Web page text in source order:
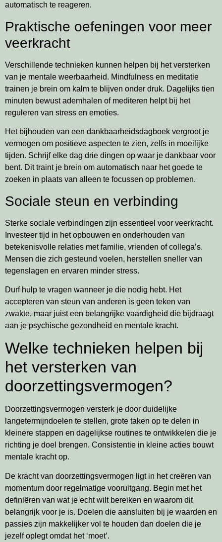
automatisch te reageren.
Praktische oefeningen voor meer
veerkracht
Verschillende technieken kunnen helpen bij het versterken
van je mentale weerbaarheid. Mindfulness en meditatie
trainen je brein om kalm te blijven onder druk. Dagelijks tien
minuten bewust ademhalen of mediteren helpt bij het
reguleren van stress en emoties.
Het bijhouden van een dankbaarheidsdagboek vergroot je
vermogen om positieve aspecten te zien, zelfs in moeilijke
tijden. Schrijf elke dag drie dingen op waar je dankbaar voor
bent. Dit traint je brein om automatisch naar het goede te
zoeken in plaats van alleen te focussen op problemen.
Sociale steun en verbinding
Sterke sociale verbindingen zijn essentieel voor veerkracht.
Investeer tijd in het opbouwen en onderhouden van
betekenisvolle relaties met familie, vrienden of collega’s.
Mensen die zich gesteund voelen, herstellen sneller van
tegenslagen en ervaren minder stress.
Durf hulp te vragen wanneer je die nodig hebt. Het
accepteren van steun van anderen is geen teken van
zwakte, maar juist een belangrijke vaardigheid die bijdraagt
aan je psychische gezondheid en mentale kracht.
Welke technieken helpen bij
het versterken van
doorzettingsvermogen?
Doorzettingsvermogen versterk je door duidelijke
langetermijndoelen te stellen, grote taken op te delen in
kleinere stappen en dagelijkse routines te ontwikkelen die je
richting je doel brengen. Consistentie in kleine acties bouwt
mentale kracht op.
De kracht van doorzettingsvermogen ligt in het creëren van
momentum door regelmatige vooruitgang. Begin met het
definiëren van wat je echt wilt bereiken en waarom dit
belangrijk voor je is. Doelen die aansluiten bij je waarden en
passies zijn makkelijker vol te houden dan doelen die je
jezelf oplegt omdat het ‘moet’.